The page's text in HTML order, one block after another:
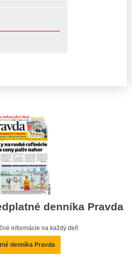
denníka Pravda
informácie na každý deň
denníka Pravda